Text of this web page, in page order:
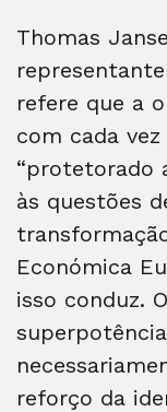
Thomas
refere que a
com cada
“protetorado
às questões
Económica
isso conduz.
reforço da